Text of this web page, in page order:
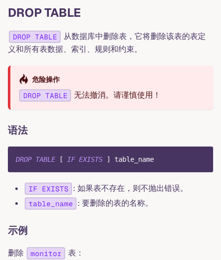
DROP TABLE
DROP TABLE
从数据库中删除表，它将删除该表的表定
义和所有表数据、索引、规则和约束。
危险操作
DROP TABLE
无法撤消。请谨慎使用！
语法
DROP TABLE [ IF EXISTS ] table_name
IF EXISTS : 如果表不存在，则不抛出错误。
table_name : 要删除的表的名称。
示例
删除 monitor 表：